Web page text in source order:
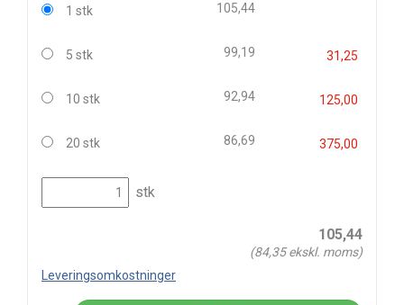
1 stk 105,44
5 stk 99,19 31,25
10 stk 92,94 125,00
20 stk 86,69 375,00
stk
105,44
(84,35ekskl. moms)
Leveringsomkostninger